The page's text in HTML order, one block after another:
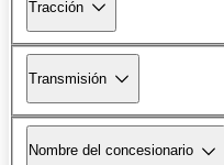
Tracción
Transmisión
Nombre del concesionario